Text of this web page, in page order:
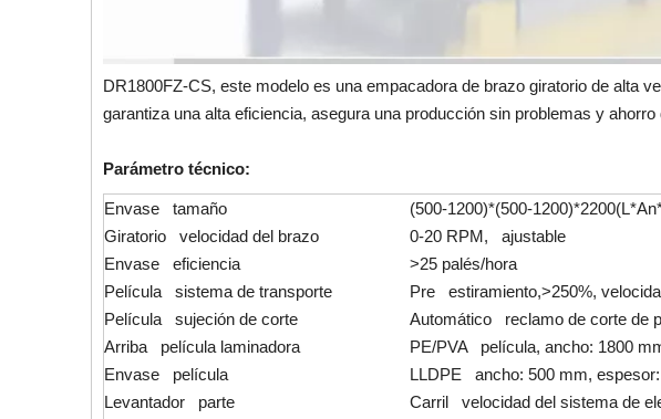
DR1800FZ-CS, este modelo es una empacadora de brazo giratorio de alta
garantiza una alta eficiencia, asegura una producción sin problemas y ahorro
Parámetro técnico:
Envase tamaño
(500-1200)*(500-
Giratorio velocidad del brazo
0-20 RPM, ajustable
Envase eficiencia
>25 palés/hora
Película sistema de transporte
Pre estiramiento,>250%,
Película sujeción de corte
Automático reclamo de corte de
Arriba película laminadora
PE/PVA película, ancho: 1800
Envase película
LLDPE ancho: 500 mm,
Levantador parte
Carril velocidad del sistema de